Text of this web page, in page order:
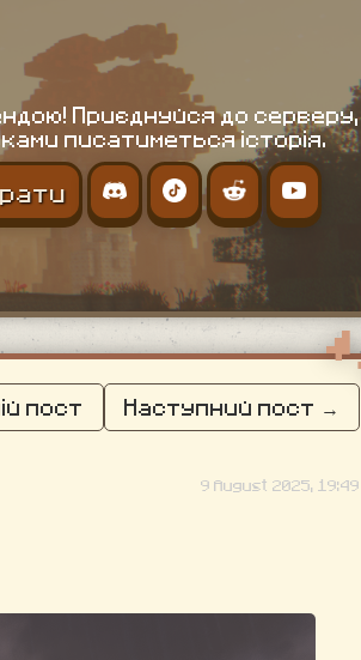
Приєднуйся до серверу,
писатиметься історія.
пост Наступний пост →
9 August 2025, 19:49